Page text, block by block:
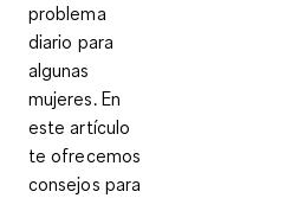
problema
diario para
algunas
mujeres. En
este artículo
te ofrecemos
consejos para